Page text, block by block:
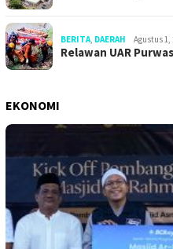
BERITA DAERAH Agustus 1,
Relawan UAR
EKONOMI